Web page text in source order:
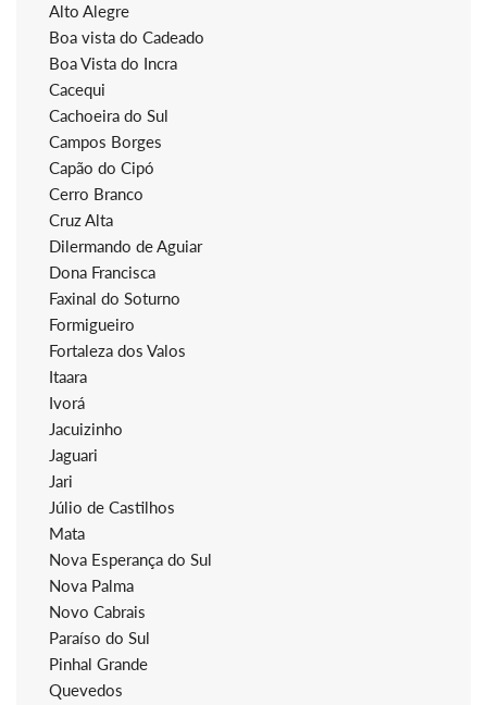
Alto Alegre
Boa vista do Cadeado
Boa Vista do Incra
Cacequi
Cachoeira do Sul
Campos Borges
Capão do Cipó
Cerro Branco
Cruz Alta
Dilermando de Aguiar
Dona Francisca
Faxinal do Soturno
Formigueiro
Fortaleza dos Valos
Itaara
Ivorá
Jacuizinho
Jaguari
Jari
Júlio de Castilhos
Mata
Nova Esperança do Sul
Nova Palma
Novo Cabrais
Paraíso do Sul
Pinhal Grande
Quevedos